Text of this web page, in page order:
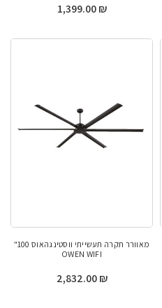
1,399.00₪
מאוורר תקרה תעשייתי ווסטינגהאוס 100"
OWEN WIFI
2,832.00₪